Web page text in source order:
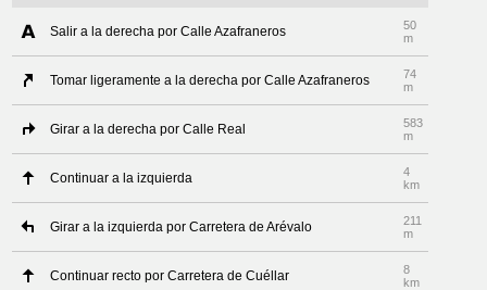
Salir a la derecha por Calle Azafraneros
50
m
Tomar ligeramente a la derecha por Calle Azafraneros
74
m
Girar a la derecha por Calle Real
583
m
Continuar a la izquierda
4
km
Girar a la izquierda por Carretera de Arévalo
211
m
Continuar recto por Carretera de Cuéllar
8
km